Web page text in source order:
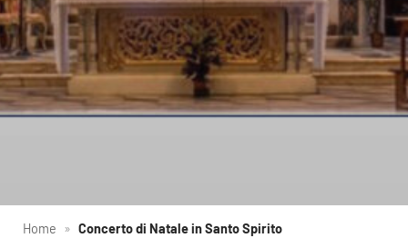
Home » Concerto di Natale in Santo Spirito